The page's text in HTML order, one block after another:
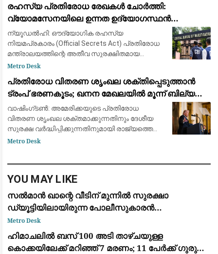
കഴിഞ്ഞതെന്ന് പ്രതിപക്ഷന
രഹസ്യ പ്രതിരോധ രേഖകൾ ചോർത്തി:
വ്യോമസേനയിലെ ഉന്നത ഉദ്യോഗസ്ഥൻ
അറസ്റ്റിൽ
ന്യൂഡൽഹി: ഔദ്യോഗിക രഹസ്യ
നിയമപ്രകാരം (Official Secrets Act) പ്രതിരോധ
മന്ത്രാലയത്തിന്റെ അതീവ സുരക്ഷിതമായ
രേഖകൾ ചോർത്തിയ സംഭവത്തിൽ ഇന്ത്യൻ
അറസ്റ്റിലായി. രാജ്യസുരക
Metro Desk
പ്രതിരോധ വിതരണ ശൃംഖല ശക്തിപ്പെടുത്താൻ
ട്രംപ് ഭരണകൂടം; ഖനന മേഖലയിൽ മൂന്ന് ബില്യൺ
ഡോളറിന്റെ വൻ നിക്ഷേപം
വാഷിംഗ്ടൺ: അമേരിക്കയുടെ പ്രതിരോധ
വിതരണ ശൃംഖല ശക്തമാക്കുന്നതിനും ദേശീയ
സുരക്ഷ വർദ്ധിപ്പിക്കുന്നതിനുമായി രാജ്യത്തെ
നിർണായക ധാതു (Critical Minerals), ബാറ്ററി
Metro Desk
YOU MAY LIKE
സൽമാൻ ഖാന്റെ വീടിന് മുന്നിൽ സുരക്ഷാ
ഡ്യൂട്ടിയിലായിരുന്ന പോലീസുകാരൻ
ഹൃദയാഘാതം മൂലം മരിച്ചു
Metro Desk
ഹിമാചലിൽ ബസ് 100 അടി താഴ്ചയുള്ള
കൊക്കയിലേക്ക് മറിഞ്ഞ് 7 മരണം; 11 പേർക്ക് ഗുരുതര